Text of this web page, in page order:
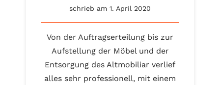
schrieb am 1. April 2020
Von der Auftragserteilung bis zur
Aufstellung der Möbel und der
Entsorgung des Altmobiliar verlief
alles sehr professionell, mit einem